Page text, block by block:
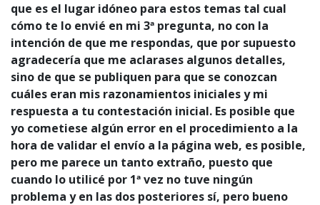
que es el lugar idóneo para estos temas tal cual
cómo te lo envié en mi 3ª pregunta, no con la
intención de que me respondas, que por supuesto
agradecería que me aclarases algunos detalles,
sino de que se publiquen para que se conozcan
cuáles eran mis razonamientos iniciales y mi
respuesta a tu contestación inicial. Es posible que
yo cometiese algún error en el procedimiento a la
hora de validar el envío a la página web, es posible,
pero me parece un tanto extraño, puesto que
cuando lo utilicé por 1ª vez no tuve ningún
problema y en las dos posteriores sí, pero bueno